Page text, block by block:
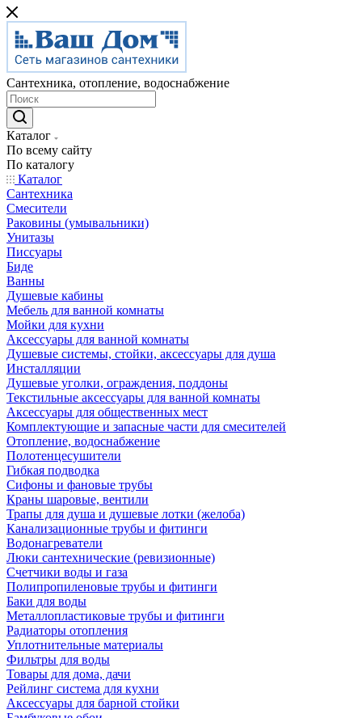
Сантехника, отопление, водоснабжение
Каталог
По всему сайту
По каталогу
Каталог
Сантехника
Смесители
Раковины (умывальники)
Унитазы
Писсуары
Биде
Ванны
Душевые кабины
Мебель для ванной комнаты
Мойки для кухни
Аксессуары для ванной комнаты
Душевые системы, стойки, аксессуары для душа
Инсталляции
Душевые уголки, ограждения, поддоны
Текстильные аксессуары для ванной комнаты
Аксессуары для общественных мест
Комплектующие и запасные части для смесителей
Отопление, водоснабжение
Полотенцесушители
Гибкая подводка
Сифоны и фановые трубы
Краны шаровые, вентили
Трапы для душа и душевые лотки (желоба)
Канализационные трубы и фитинги
Водонагреватели
Люки сантехнические (ревизионные)
Счетчики воды и газа
Полипропиленовые трубы и фитинги
Баки для воды
Металлопластиковые трубы и фитинги
Радиаторы отопления
Уплотнительные материалы
Фильтры для воды
Товары для дома, дачи
Рейлинг система для кухни
Аксессуары для барной стойки